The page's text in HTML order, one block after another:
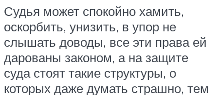
Судья может спокойно хамить,
оскорбить, унизить, в упор не
слышать доводы, все эти права ей
дарованы законом, а на защите
суда стоят такие структуры, о
которых даже думать страшно, тем